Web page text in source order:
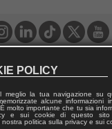
POLICY
meglio la tua navigazione su
alcune informazioni
molto importante che tu sia
e sui cookie di questo sito
politica sulla privacy e sui